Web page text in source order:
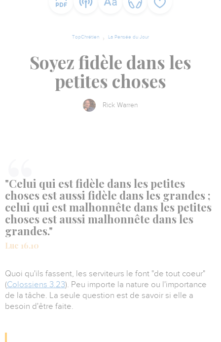
TopChrétien La Pensée du Jour
Soyez fidèle dans les
petites choses
Rick Warren
"Celui qui est fidèle dans les petites
choses est aussi fidèle dans les grandes ;
celui qui est malhonnête dans les petites
choses est aussi malhonnête dans les
grandes."
Luc 16.10
Quoi qu'ils fassent, les serviteurs le font "de tout coeur"
(Colossiens 3.23). Peu importe la nature ou l'importance
de la tâche. La seule question est de savoir si elle a
besoin d'être faite.